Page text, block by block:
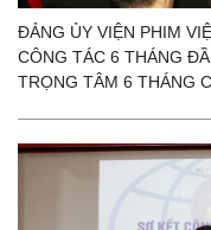
ĐẢNG ỦY VIỆN PHIM
CÔNG TÁC 6 THÁNG
TRỌNG TÂM 6 THÁNG